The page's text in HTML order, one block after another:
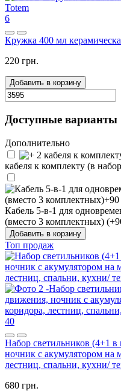
6
Кружка 400 мл
220 грн.
Добавить в корзину
Доступные варианты
Дополнительно
кабеля к комплекту (в
Кабель 5-в-1 для
(вместо 3 комплектных)
Добавить в корзину
Топ продаж
40
Набор светильников (4+1
ночник с акумулятором на
лестниц, спальни, кухни/
680 грн.